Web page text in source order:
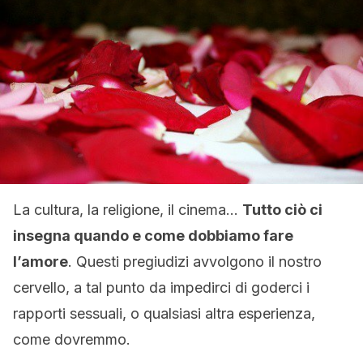
La cultura, la religione, il cinema… Tutto ciò ci
insegna quando e come dobbiamo fare
l’amore. Questi pregiudizi avvolgono il nostro
cervello, a tal punto da impedirci di goderci i
rapporti sessuali, o qualsiasi altra esperienza,
come dovremmo.